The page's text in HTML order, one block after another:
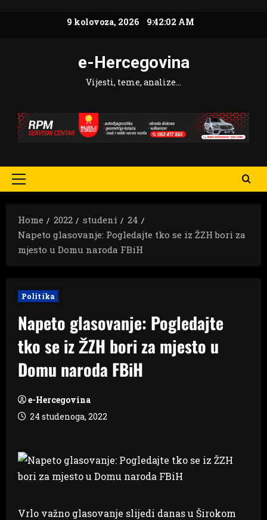
9 kolovoza, 2026 9:42:04 AM
e-Hercegovina
Vijesti, teme, analize…
Primary
Home
2022 studeni
24
Napeto glasovanje: Pogledajte tko se iz ŽZH bori za
mjesto u Domu naroda FBiH
Politika
Napeto glasovanje: Pogledajte
tko se iz ŽZH bori za mjesto u
Domu naroda FBiH
e-Hercegovina
24 studenoga, 2022
Vrlo važno glasovanje slijedi danas u Širokom